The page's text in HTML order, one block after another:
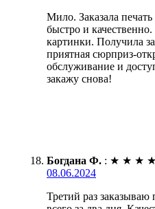
Мило. Заказала
быстро и
картинки. Получила
приятная сюрприз-
обслуживание и
закажу снова!
Богдана Ф. : ★ ★ ★ ★
08.06.2024
Третий раз